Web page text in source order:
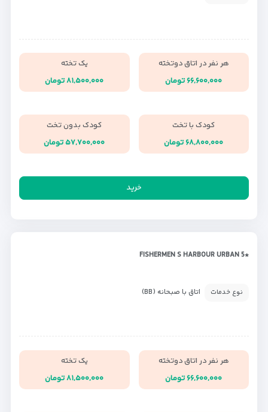
هر نفر در اتاق دوتخته
۶۶,۶۰۰,۰۰۰ تومان
یک تخته
۸۱,۵۰۰,۰۰۰ تومان
کودک با تخت
۶۸,۸۰۰,۰۰۰ تومان
کودک بدون تخت
۵۷,۷۰۰,۰۰۰ تومان
خرید
*FISHERMEN S HARBOUR URBAN 5
نوع خدمات اتاق با صبحانه (BB)
هر نفر در اتاق دوتخته
۶۶,۶۰۰,۰۰۰ تومان
یک تخته
۸۱,۵۰۰,۰۰۰ تومان